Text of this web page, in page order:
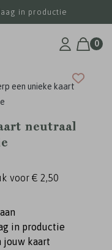
in productie
0
een unieke kaart
neutraal
voor € 2,50
in productie
jouw kaart